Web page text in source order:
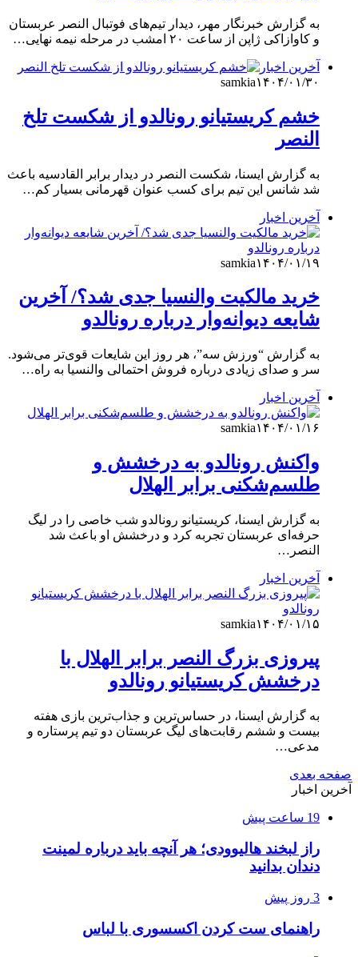
به گزارش خبرنگار مهر، دیدار تیم‌های فوتبال النصر عربستان
و کاوازاکی ژاپن از ساعت ۲۰ امشب در مرحله نیمه نهایی…
آخرین اخبار
samkia۱۴۰۴/۰۱/۳۰
خشم کریستیانو رونالدو از شکست تلخ
النصر
به گزارش ایسنا، شکست النصر در دیدار برابر القادسیه باعث
شد شانس این تیم برای کسب عنوان قهرمانی بسیار کم…
آخرین اخبار
samkia۱۴۰۴/۰۱/۱۹
خرید مالکیت والنسیا جدی شد؟/ آخرین
شایعه دیوانه‌وار درباره رونالدو
به گزارش “ورزش سه”، هر روز این شایعات قوی‌تر می‌شود.
سر و صدای زیادی درباره فروش احتمالی والنسیا به راه…
آخرین اخبار
samkia۱۴۰۴/۰۱/۱۶
واکنش رونالدو به درخشش و
طلسم‌شکنی برابر الهلال
به گزارش ایسنا، کریستیانو رونالدو شب خاصی را در لیگ
حرفه‌ای عربستان تجربه کرد و درخشش او باعث شد
النصر…
آخرین اخبار
samkia۱۴۰۴/۰۱/۱۵
پیروزی بزرگ النصر برابر الهلال با
درخشش کریستیانو رونالدو
به گزارش ایسنا، در حساس‌ترین و جذاب‌ترین بازی هفته
بیست و ششم رقابت‌های لیگ عربستان دو تیم پرستاره و
مدعی…
صفحه بعدی
آخرین اخبار
19 ساعت پیش
راز لبخند هالیوودی؛ هر آنچه باید درباره لمینت
دندان بدانید
3 روز پیش
راهنمای ست کردن اکسسوری با لباس